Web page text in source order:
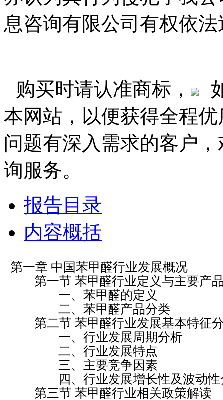
息咨询有限公司有权依
购买时请认准商标，
本网站，以便获得全程
问题有深入需求的客户
询服务。
报告目录
内容概括
第一章 中国苯甲醛行业发展概况
第一节 苯甲醛行业定义与主要产
一、苯甲醛的定义
二、苯甲醛产品分类
第二节 苯甲醛行业发展基本特征
一、行业发展周期分析
二、行业发展特点
三、主要竞争因素
四、行业发展增长性及波动性
第三节 苯甲醛行业相关政策解读